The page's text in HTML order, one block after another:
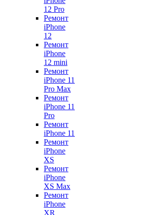
12 Pro
Ремонт
iPhone
12
Ремонт
iPhone
12 mini
Ремонт
iPhone 11
Pro Max
Ремонт
iPhone 11
Pro
Ремонт
iPhone 11
Ремонт
iPhone
XS
Ремонт
iPhone
XS Max
Ремонт
iPhone
XR